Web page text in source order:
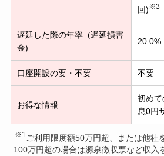
回)※3
遅延した際の年率 (遅延損害
金)
20.0%
口座開設の要・不要 不要
お得な情報
初めて
息0円
※1ご利用限度額50万円超、または他社
100万円超の場合は源泉徴収票など収入